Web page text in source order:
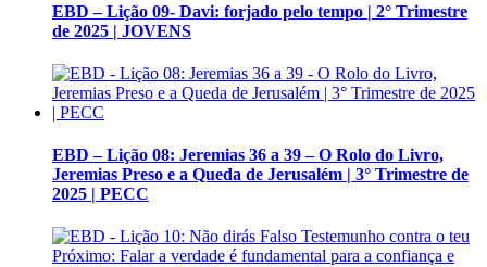
EBD – Lição 09- Davi: forjado pelo tempo | 2° Trimestre
de 2025 | JOVENS
EBD – Lição 08: Jeremias 36 a 39 – O Rolo do Livro,
Jeremias Preso e a Queda de Jerusalém | 3° Trimestre de
2025 | PECC